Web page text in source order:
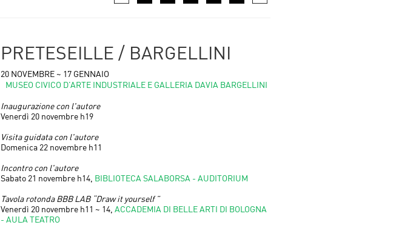
PRETESEILLE / BARGELLINI
20 NOVEMBRE ~ 17 GENNAIO
MUSEO CIVICO D’ARTE INDUSTRIALE E GALLERIA DAVIA BARGELLINI
Inaugurazione con l'autore
Venerdì 20 novembre h19
Visita guidata con l'autore
Domenica 22 novembre h11
Incontro con l'autore
Sabato 21 novembre h14, BIBLIOTECA SALABORSA - AUDITORIUM
Tavola rotonda BBB LAB “Draw it yourself ”
Venerdì 20 novembre h11 ~ 14, ACCADEMIA DI BELLE ARTI DI BOLOGNA
- AULA TEATRO